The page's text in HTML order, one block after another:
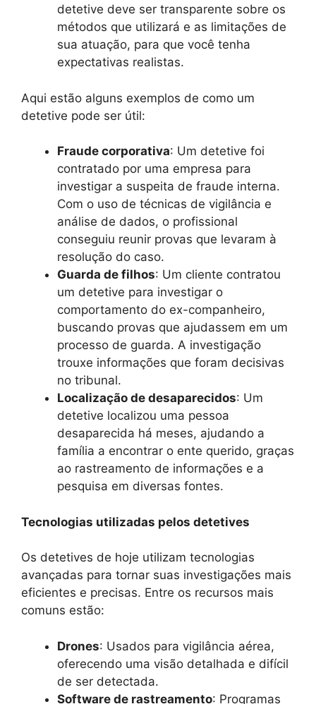
detetive deve ser transparente sobre os
métodos que utilizará e as limitações de
sua atuação, para que você tenha
expectativas realistas.
Aqui estão alguns exemplos de como um
detetive pode ser útil:
Fraude corporativa: Um detetive foi
contratado por uma empresa para
investigar a suspeita de fraude interna.
Com o uso de técnicas de vigilância e
análise de dados, o profissional
conseguiu reunir provas que levaram à
resolução do caso.
Guarda de filhos: Um cliente contratou
um detetive para investigar o
comportamento do ex-companheiro,
buscando provas que ajudassem em um
processo de guarda. A investigação
trouxe informações que foram decisivas
no tribunal.
Localização de desaparecidos: Um
detetive localizou uma pessoa
desaparecida há meses, ajudando a
família a encontrar o ente querido, graças
ao rastreamento de informações e a
pesquisa em diversas fontes.
Tecnologias utilizadas pelos detetives
Os detetives de hoje utilizam tecnologias
avançadas para tornar suas investigações mais
eficientes e precisas. Entre os recursos mais
comuns estão:
Drones: Usados para vigilância aérea,
oferecendo uma visão detalhada e difícil
de ser detectada.
Software de rastreamento: Programas